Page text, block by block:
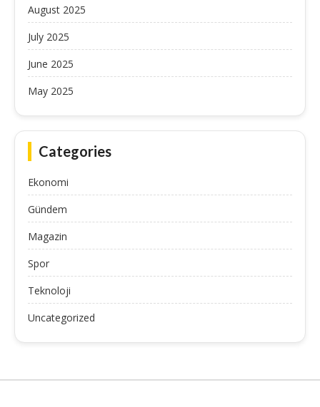
August 2025
July 2025
June 2025
May 2025
Categories
Ekonomi
Gündem
Magazin
Spor
Teknoloji
Uncategorized